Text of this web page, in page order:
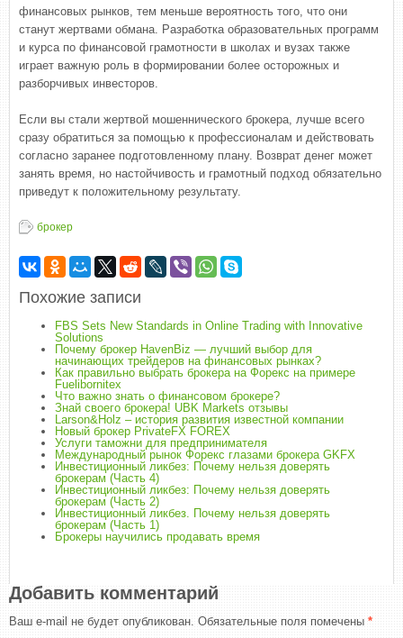
финансовых рынков, тем меньше вероятность того, что они
станут жертвами обмана. Разработка образовательных программ
и курса по финансовой грамотности в школах и вузах также
играет важную роль в формировании более осторожных и
разборчивых инвесторов.
Если вы стали жертвой мошеннического брокера, лучше всего
сразу обратиться за помощью к профессионалам и действовать
согласно заранее подготовленному плану. Возврат денег может
занять время, но настойчивость и грамотный подход обязательно
приведут к положительному результату.
брокер
Похожие записи
FBS Sets New Standards in Online Trading with Innovative
Solutions
Почему брокер HavenBiz — лучший выбор для
начинающих трейдеров на финансовых рынках?
Как правильно выбрать брокера на Форекс на примере
Fuelibornitex
Что важно знать о финансовом брокере?
Знай своего брокера! UBK Markets отзывы
Larson&Holz – история развития известной компании
Новый брокер PrivateFX FOREX
Услуги таможни для предпринимателя
Международный рынок Форекс глазами брокера GKFX
Инвестиционный ликбез: Почему нельзя доверять
брокерам (Часть 4)
Инвестиционный ликбез: Почему нельзя доверять
брокерам (Часть 2)
Инвестиционный ликбез. Почему нельзя доверять
брокерам (Часть 1)
Брокеры научились продавать время
Добавить комментарий
Ваш e-mail не будет опубликован. Обязательные поля помечены *